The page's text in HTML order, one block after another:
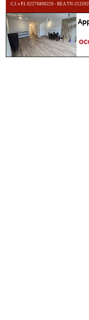
C.f. e P.I. 02276800220 - REA TN-212592